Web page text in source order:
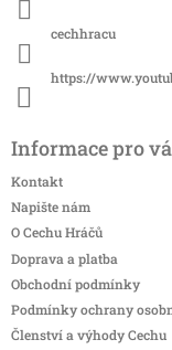
cechhracu
https://
Informace pro
Kontakt
Napište nám
O Cechu Hráčů
Doprava a platba
Obchodní podmínky
Podmínky ochrany
Členství a výhody Cechu